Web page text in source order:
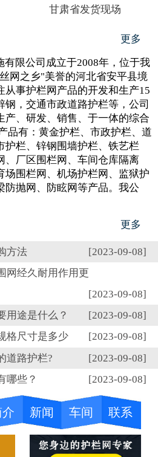
甘肃省发货现场
更多
限公司成立于2008年，位于我
网之乡"美誉的河北省安平县境
从事护栏网产品的开发和生产15
，交通市政道路护栏等，公司
产、研发、销售、于一体的综合
品有：黄金护栏、市政护栏、道
护栏、锌钢围墙护栏、铁艺栏
、厂区围栏网、车间仓库隔离
场围栏网、机场护栏网、监狱护
防抛网、防眩网等产品。我公
更多
方法
[2023-09-08]
网经久耐用作用更
[2023-09-08]
用途是什么？
[2023-09-08]
格尺寸是多少
[2023-09-08]
道路护栏?
[2023-09-08]
哪些？
[2023-09-08]
新闻 车间 联系